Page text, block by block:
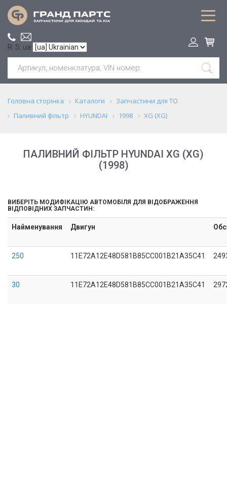
R: S: ua
Головна сторінка Каталоги
Запчастини для ТО
Паливний фільтр
HYUNDAI 1998 XG (XG)
ПАЛИВНИЙ ФІЛЬТР HYUNDAI XG (XG)
(1998)
ВИБЕРІТЬ МОДИФІКАЦІЮ АВТОМОБІЛЯ ДЛЯ ВІДОБРАЖЕННЯ
ВІДПОВІДНИХ ЗАПЧАСТИН:
Найменування Двигун
250 11E72A12E48D581B85CC001B21A35C41
30 11E72A12E48D581B85CC001B21A35C41